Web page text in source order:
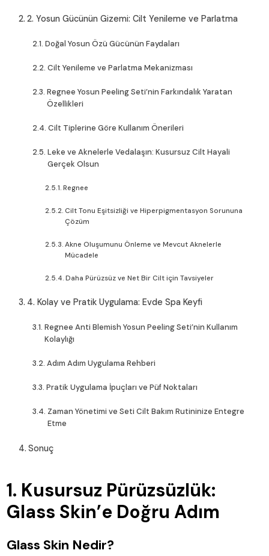
2. Yosun Gücünün Gizemi: Cilt Yenileme ve Parlatma
Doğal Yosun Özü Gücünün Faydaları
Cilt Yenileme ve Parlatma Mekanizması
Regnee Yosun Peeling Seti’nin Farkındalık Yaratan
Özellikleri
Cilt Tiplerine Göre Kullanım Önerileri
Leke ve Aknelerle Vedalaşın: Kusursuz Cilt Hayali
Gerçek Olsun
Regnee
Cilt Tonu Eşitsizliği ve Hiperpigmentasyon Sorununa
Çözüm
Akne Oluşumunu Önleme ve Mevcut Aknelerle
Mücadele
Daha Pürüzsüz ve Net Bir Cilt için Tavsiyeler
4. Kolay ve Pratik Uygulama: Evde Spa Keyfi
Regnee Anti Blemish Yosun Peeling Seti’nin Kullanım
Kolaylığı
Adım Adım Uygulama Rehberi
Pratik Uygulama İpuçları ve Püf Noktaları
Zaman Yönetimi ve Seti Cilt Bakım Rutininize Entegre
Etme
Sonuç
1. Kusursuz Pürüzsüzlük:
Glass Skin’e Doğru Adım
Glass Skin Nedir?